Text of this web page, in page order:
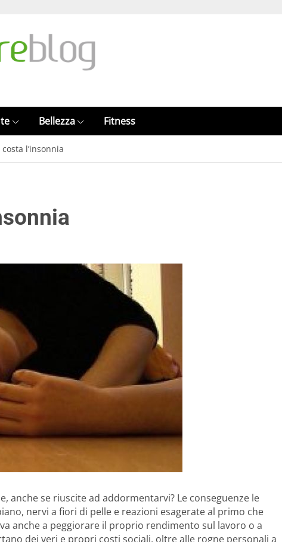
Bellezza Fitness
l’insonnia
anche se riuscite ad addormentarvi? Le conseguenze le
nervi a fiori di pelle e reazioni esagerate al primo che
anche a peggiorare il proprio rendimento sul lavoro o a
dei veri e propri costi sociali, oltre alle rogne personali a